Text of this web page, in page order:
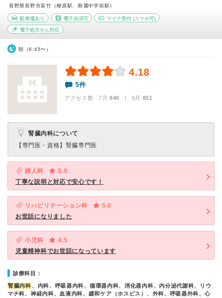
長野県長野市富竹（柳原駅、附属中学前駅）
駐車場あり 電子決済可 マイナ受付 (スマホ可)
電子処方せん対応
朝（8:45〜）
4.18
5件
アクセス数 7月:940 | 6月:851
腎臓内科について
【専門医・資格】 腎臓専門医
婦人科
5.0
丁寧な説明と対応で安心です！
リハビリテーション科
5.0
お世話になりました
小児科
4.5
児童精神科でお世話になっています
診療科目：
腎臓内科 、内科、呼吸器内科、循環器内科、消化器内科、内分泌代謝科、リウ
マチ科、神経内科、血液内科、緩和ケア（ホスピス）、外科、呼吸器外科、心